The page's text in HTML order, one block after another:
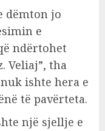
dëmton jo
e
ndërtohet
Veliaj”, tha
ishte hera e
të pavërteta.
një sjellje e